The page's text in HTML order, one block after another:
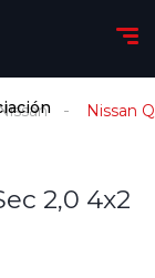
Nissan
2,0 4x2